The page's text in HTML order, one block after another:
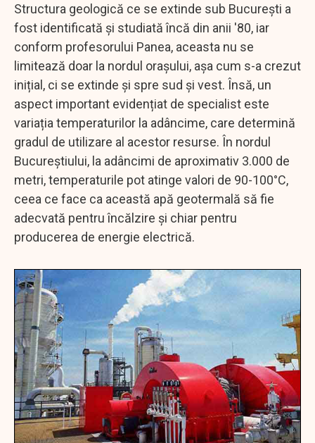
Structura geologică ce se extinde sub București a
fost identificată și studiată încă din anii '80, iar
conform profesorului Panea, aceasta nu se
limitează doar la nordul orașului, așa cum s-a crezut
inițial, ci se extinde și spre sud și vest. Însă, un
aspect important evidențiat de specialist este
variația temperaturilor la adâncime, care determină
gradul de utilizare al acestor resurse. În nordul
Bucureștiului, la adâncimi de aproximativ 3.000 de
metri, temperaturile pot atinge valori de 90-100°C,
ceea ce face ca această apă geotermală să fie
adecvată pentru încălzire și chiar pentru
producerea de energie electrică.